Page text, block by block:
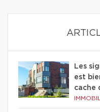
Les
est
cache